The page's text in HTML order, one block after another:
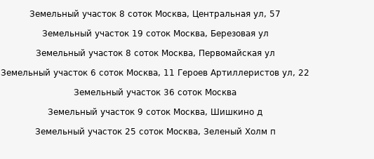
Земельный участок 8 соток Москва, Центральная ул, 57
Земельный участок 19 соток Москва, Березовая ул
Земельный участок 8 соток Москва, Первомайская ул
Земельный участок 6 соток Москва, 11 Героев Артиллеристов ул, 22
Земельный участок 36 соток Москва
Земельный участок 9 соток Москва, Шишкино д
Земельный участок 25 соток Москва, Зеленый Холм п